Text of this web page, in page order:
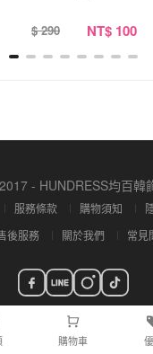
$ 290 NT$ 100
購物車
- HUNDRESS均百韓
服務條款 購物須知
後服務 關於我們 常見